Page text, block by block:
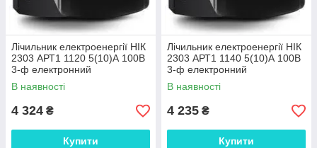
Лічильник електроенергії НІК
2303 АРТ1 1120 5(10)А 100В
3-ф електронний
однотарифні
В наявності
4 324 ₴
Купити
Лічильник електроенергії НІК
2303 АРТ1 1140 5(10)А 100В
3-ф електронний
однотарифні
В наявності
4 235 ₴
Купити